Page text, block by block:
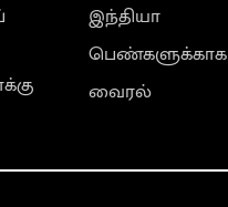
இந்தியா
பெண்களுக்காக
வைரல்